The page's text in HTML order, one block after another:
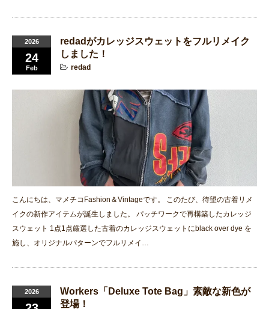
2026
24
Feb
redadがカレッジスウェットをフルリメイク
しました！
redad
こんにちは、マメチコFashion＆Vintageです。 このたび、待望の古着リメ
イクの新作アイテムが誕生しました。 パッチワークで再構築したカレッジ
スウェット 1点1点厳選した古着のカレッジスウェットにblack over dye を
施し、オリジナルパターンでフルリメイ…
2026
Workers「Deluxe Tote Bag」素敵な新色が
登場！